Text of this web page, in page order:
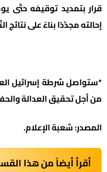
إحالته مجدّدًا بناءً على نتائج
*ستواصل شرطة إسرائيل
من أجل تحقيق العدالة
المصدر: شعبة الإعلام.
أقرأ أيضاً من هذا